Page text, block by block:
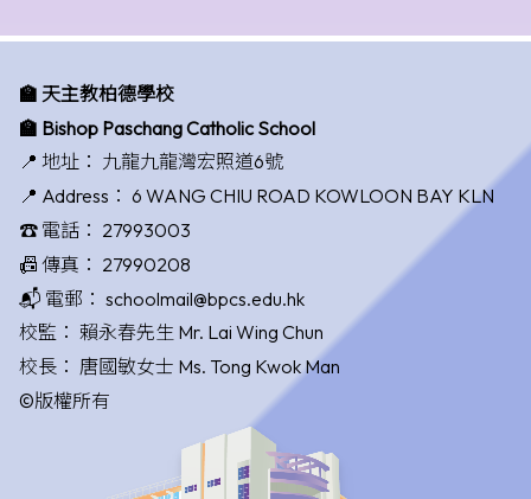
🏫 天主教柏德學校
🏫 Bishop Paschang Catholic School
📍 地址： 九龍九龍灣宏照道6號
📍 Address： 6 WANG CHIU ROAD KOWLOON BAY KLN
☎️ 電話： 27993003
📠 傳真： 27990208
📬 電郵： schoolmail@bpcs.edu.hk
校監： 賴永春先生 Mr. Lai Wing Chun
校長： 唐國敏女士 Ms. Tong Kwok Man
©版權所有